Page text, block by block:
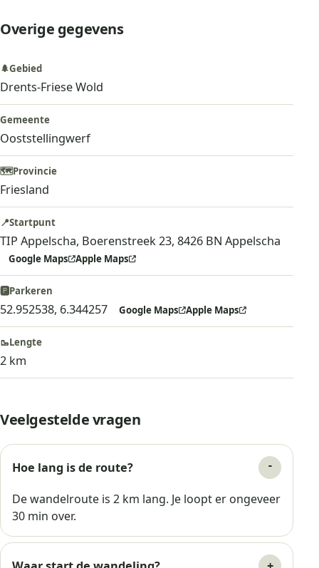
Veelgestelde vragen
Hoe lang is de route?
De wandelroute is 2 km lang. Je loopt er ongeveer
30 min over.
Overige gegevens
🌲Gebied
Drents-Friese Wold
Gemeente
Ooststellingwerf
🗺️Provincie
Friesland
📍Startpunt
TIP Appelscha, Boerenstreek 23, 8426 BN Appelscha
Google Maps Apple Maps
🅿️Parkeren
52.952538, 6.344257 Google Maps Apple Maps
🥾Lengte
2 km